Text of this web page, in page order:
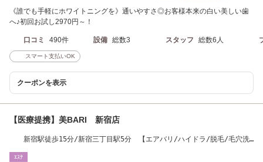
《誰でも手軽にホワイトニングを》通いやすさ◎お客様本来の白い美しい歯
へ♪初回お試し2970円～！
口コミ 490件 設備 総数3 スタッフ 総数6人
スマート支払いOK
クーポンを表示
【医療提携】美BARI 新宿店
新宿駅徒歩15分/新宿三丁目駅5分 【エアバリ/ハイドラ/脱毛/毛穴洗
ｴｽﾃ